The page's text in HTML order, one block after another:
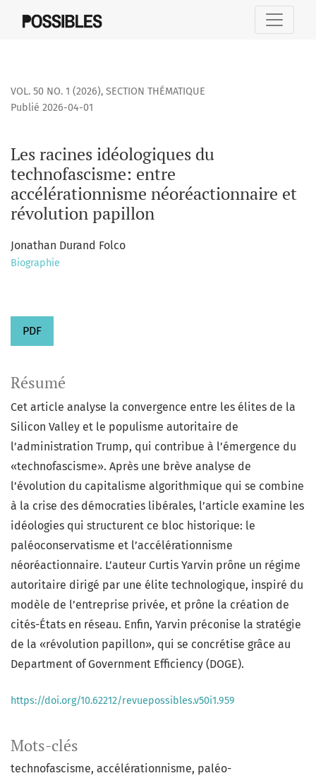
Les racines idéologiques du technofascisme: entre
VOL. 50 NO. 1 (2026), SECTION THÉMATIQUE
Les racines idéologiques du
technofascisme: entre
accélérationnisme néoréactionnaire et
révolution papillon
Publié 2026-04-01
Jonathan Durand Folco
Biographie
PDF
Mots-clés
technofascisme accélérationnisme paléo-
Résumé
Cet article analyse la convergence entre les élites de la
Silicon Valley et le populisme autoritaire de
l’administration Trump, qui contribue à l’émergence du
«technofascisme». Après une brève analyse de
l’évolution du capitalisme algorithmique qui se combine
à la crise des démocraties libérales, l’article examine les
idéologies qui structurent ce bloc historique: le
paléoconservatisme et l’accélérationnisme
néoréactionnaire. L’auteur Curtis Yarvin prône un régime
autoritaire dirigé par une élite technologique, inspiré du
modèle de l’entreprise privée, et prône la création de
cités-États en réseau. Enfin, Yarvin préconise la stratégie
de la «révolution papillon», qui se concrétise grâce au
Department of Government Efficiency (DOGE).
https://doi.org/10.62212/revuepossibles.v50i1.959